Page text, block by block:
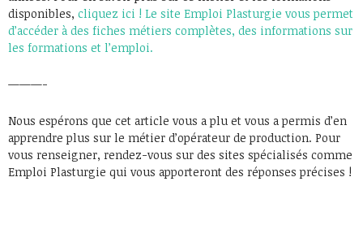
disponibles, cliquez ici ! Le site Emploi Plasturgie vous permet
d’accéder à des fiches métiers complètes, des informations sur
les formations et l’emploi.
———-
Nous espérons que cet article vous a plu et vous a permis d’en
apprendre plus sur le métier d’opérateur de production. Pour
vous renseigner, rendez-vous sur des sites spécialisés comme
Emploi Plasturgie qui vous apporteront des réponses précises !